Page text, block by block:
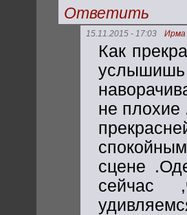
Ответить
15.11.2015 - 17:03 Ирма
Как
услышишь
не плохие
сцене
сейчас